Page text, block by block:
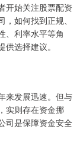
开始关注股票配资
如何找到正规、
、利率水平等角
选择建议。
来发展迅速。但与
实则存在资金挪
司是保障资金安全